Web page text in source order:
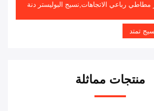
رباعي الاتجاهات,نسيج البوليستر دنة
منتجات مماثلة